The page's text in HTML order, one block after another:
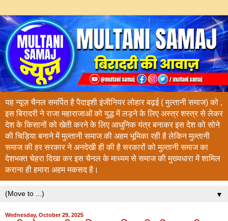
यह न्यूज़ चैनल समर्पित है पैदाइशी इंजीनियर लोहार बढ़ई ( मुल्तानी समाज) को ,
इस बिरादरी ने राजा महाराजाओं को युद्ध में लड़ने के लिए अस्त्र शस्त्र से लेकर
देश के किसानों को खेती करने के लिए आधुनिक यंत्र बनाकर इस देश को सोने
की चिड़िया बनाने में मुल्तानी समाज की अहम भूमिका रही है लेकिन मुल्तानी
समाज की हर सरकार ने अनदेखी ही की है सरकारों को मुल्तानी समाज का
देशभक्त चेहरा दिखा कर इस चैनल के माध्यम से समाज की मुख्यधारा में शामिल
कराना ही हमारा अहम मकसद है।
▼
Wednesday, October 29, 2025